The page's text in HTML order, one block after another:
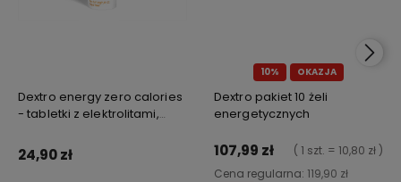
Dextro energy zero calories
- tabletki z elektrolitami,
24,90 zł
10% OKAZJA
Dextro pakiet 10 żeli
energetycznych
107,99 zł
( 1 szt. = 10,80 zł )
Cena regularna: 119,90 zł